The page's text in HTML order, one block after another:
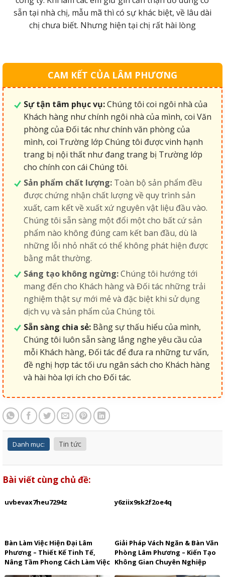
sẵn tại nhà chị, mẫu mã thì có sự khác biệt, về lâu dài
chị chưa biết. Nhưng hiện tại chị rất hài lòng
CAM KẾT CỦA LÂM PHƯƠNG
Sự tận tâm phục vụ:Chúng tôi coi ngôi nhà của
Khách hàng như chính ngôi nhà của mình, coi Văn
phòng của Đối tác như chính văn phòng của
mình, coi Trường lớp Chúng tôi được vinh hạnh
trang bị nội thất như đang trang bị Trường lớp
cho chính con cái Chúng tôi.
Sản phẩm chất lượng:Toàn bộ sản phẩm đều
được chứng nhận chất lượng về quy trình sản
xuất, cam kết về xuất xứ nguyên vật liệu đầu vào.
Chúng tôi sẵn sàng một đổi một cho bất cứ sản
phẩm nào không đúng cam kết ban đầu, dù là
những lỗi nhỏ nhất có thể không phát hiện được
bằng mắt thường.
Sáng tạo không ngừng:Chúng tôi hướng tới
mang đến cho Khách hàng và Đối tác những trải
nghiệm thật sự mới mẻ và đặc biệt khi sử dụng
dịch vụ và sản phẩm của Chúng tôi.
Sẵn sàng chia sẻ:Bằng sự thấu hiểu của mình,
Chúng tôi luôn sẵn sàng lắng nghe yêu cầu của
mỗi Khách hàng, Đối tác để đưa ra những tư vấn,
đề nghị hợp tác tối ưu ngân sách cho Khách hàng
và hài hòa lợi ích cho Đối tác.
Danh mục: Tin tức
Bài viết cùng chủ đề:
uvbevax7heu7294z y6ziix9sk2f2oe4q
Bàn Làm Việc Hiện Đại Lâm
Phương – Thiết Kế Tinh Tế,
Nâng Tầm Phong Cách Làm Việc
Giải Pháp Vách Ngăn & Bàn Văn
Phòng Lâm Phương – Kiến Tạo
Không Gian Chuyên Nghiệp